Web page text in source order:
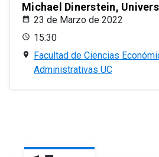
Michael Dinerstein,
23 de Marzo de 2022
15:30
Facultad de Ciencias
Administrativas UC